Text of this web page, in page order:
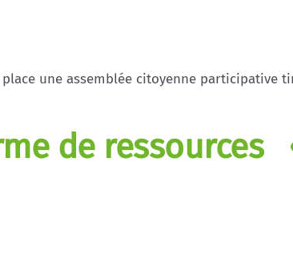
une assemblée citoyenne participative
de ressources